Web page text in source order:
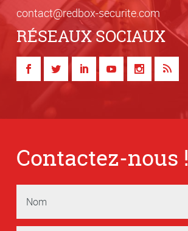
contact@redbox-securite.com
RÉSEAUX SOCIAUX
Contactez-nous !